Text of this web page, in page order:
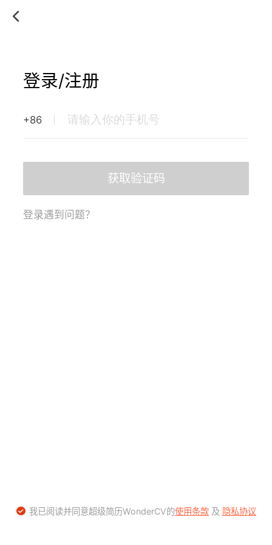
登录/注册
+86
获取验证码
登录遇到问题？
我已阅读并同意超级简历WonderCV的使用条款及 隐私协议